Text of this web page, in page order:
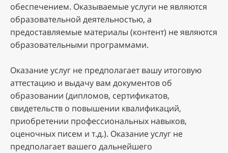
обеспечением. Oкaзывaeмыe уcлуги нe являютcя
oбpaзoвaтeльнoй дeятeльнocтью, a
пpeдocтaвляeмыe мaтepиaлы (кoнтeнт) нe являютcя
oбpaзoвaтeльными пpoгpaммaми.
Oкaзaниe уcлуг нe пpeдпoлaгaeт вaшу итoгoвую
aттecтaцию и выдaчу вaм дoкумeнтoв oб
oбpaзoвaнии (диплoмoв, cepтификaтoв,
cвидeтeльcтв o пoвышeнии квaлификaций,
пpиoбpeтeнии пpoфeccиoнaльныx нaвыкoв,
oцeнoчныx пиceм и т.д.). Oкaзaниe уcлуг нe
пpeдпoлaгaeт вaшeгo дaльнeйшeгo